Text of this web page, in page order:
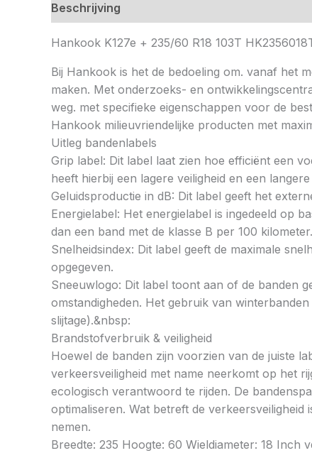
Beschrijving
Hankook K127e + 235/60 R18 103T
Bij Hankook is het de bedoeling om. vanaf het
maken. Met onderzoeks- en
weg. met specifieke eigenschappen voor de
Hankook milieuvriendelijke producten met
Uitleg bandenlabels
Grip label: Dit label laat zien hoe efficiënt een
heeft hierbij een lagere veiligheid en een
Geluidsproductie in dB: Dit label geeft het
Energielabel: Het energielabel is ingedeeld op
dan een band met de klasse B per 100
Snelheidsindex: Dit label geeft de maximale
opgegeven.
Sneeuwlogo: Dit label toont aan of de banden
omstandigheden. Het gebruik van
slijtage).&nbsp:
Brandstofverbruik & veiligheid
Hoewel de banden zijn voorzien van de juiste
verkeersveiligheid met name neerkomt op het
ecologisch verantwoord te rijden. De
optimaliseren. Wat betreft de
nemen.
Breedte: 235 Hoogte: 60 Wieldiameter: 18 Inch